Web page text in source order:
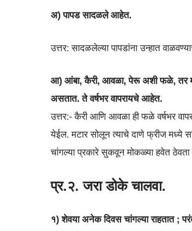
अ) पापड सादळले आहेत.
उत्तर: सादळलेल्या पापडांना उन्हात
आ) आंबा, कैरी, आवळा, पेरू अशी फळे, तर
असतात. ते वर्षभर वापरायचे आहेत.
उत्तर:- कैरी आणि आवळा ही फळे वर्षभर
येईल. मटार सोलून त्याचे दाणे फ्रीज मध्ये
चांगल्या प्रकारे सुकवून मोकळ्या हवेत
प्र.२. जरा डोके चालवा.
१) शेवया अनेक दिवस चांगल्या राहतात ;